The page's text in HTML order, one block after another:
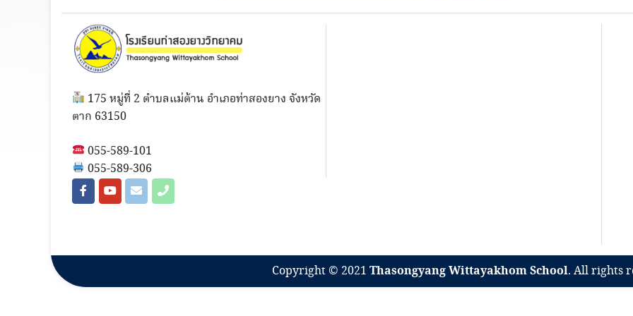
175 หมู่ที่ 2 ตำบลแม่ต้าน อำเภอท่าสองยาง จังหวัด
ตาก 63150
055-589-101
055-589-306
Copyright © 2021 Thasongyang Wittayakhom School. All rights